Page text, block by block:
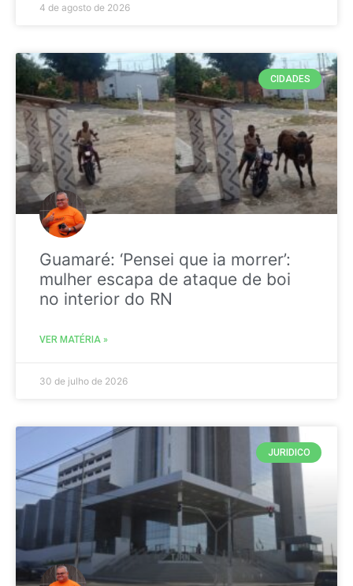
4 de agosto de 2026
CIDADES
Guamaré: ‘Pensei que ia morrer’:
mulher escapa de ataque de boi
no interior do RN
VER MATÉRIA »
30 de julho de 2026
JURIDICO